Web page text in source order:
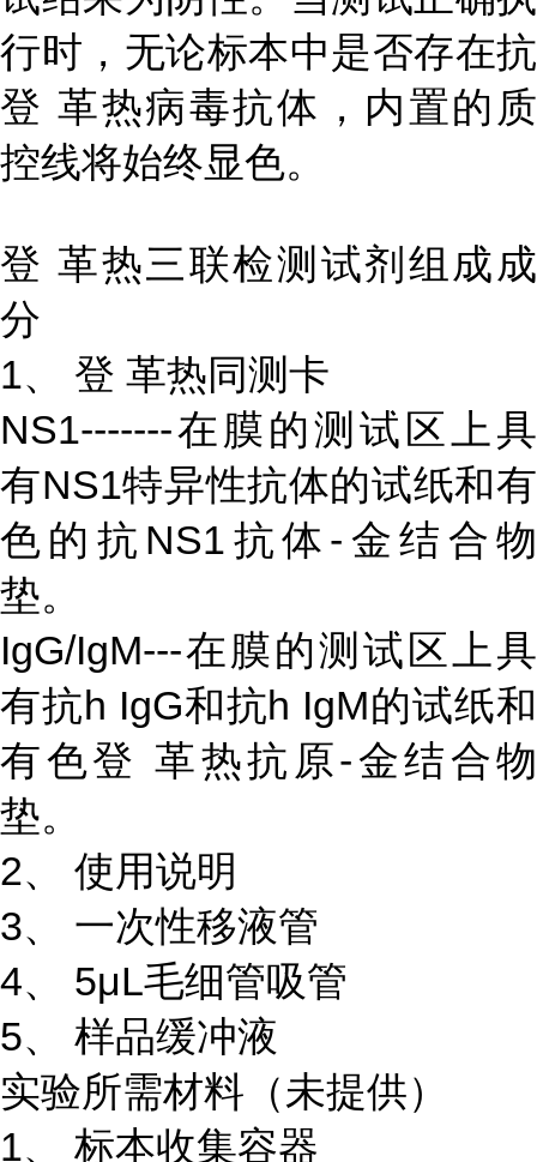
行时，无论标本中是否存在抗
登 革热病毒抗体，内置的质
控线将始终显色。
登 革热三联检测试剂组成成
分
1、 登 革热同测卡
NS1-------在膜的测试区上具
有NS1特异性抗体的试纸和有
色的抗NS1抗体-金结合物
垫。
IgG/IgM---在膜的测试区上具
有抗h IgG和抗h IgM的试纸和
有色登 革热抗原-金结合物
垫。
2、 使用说明
3、 一次性移液管
4、 5μL毛细管吸管
5、 样品缓冲液
实验所需材料（未提供）
1、 标本收集容器